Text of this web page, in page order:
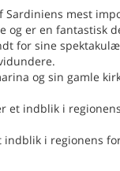
Sardiniens mest
og er en fantastisk
for sine
og sin gamle
et indblik i
indblik i regionens